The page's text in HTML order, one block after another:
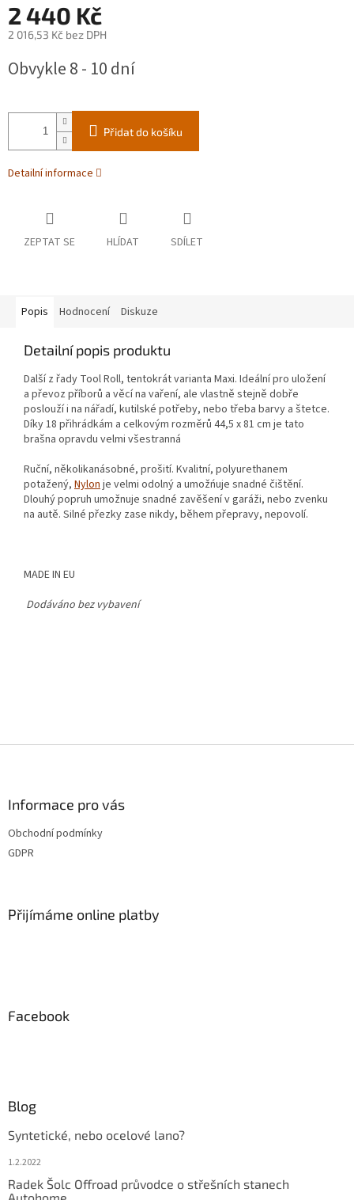
2 440 Kč
2 016,53 Kč bez DPH
cena:
Obvykle 8 - 10 dní
Přidat do košíku
Detailní informace
ZEPTAT SE HLÍDAT SDÍLET
Popis Hodnocení Diskuze
Detailní popis produktu
Další z řady Tool Roll, tentokrát varianta Maxi. Ideální pro uložení
a převoz příborů a věcí na vaření, ale vlastně stejně dobře
poslouží i na nářadí, kutilské potřeby, nebo třeba barvy a štetce.
Díky 18 přihrádkám a celkovým rozměrů 44,5 x 81 cm je tato
brašna opravdu velmi všestranná
Ruční, několikanásobné, prošití. Kvalitní, polyurethanem
potažený, Nylonje velmi odolný a umožńuje snadné čištění.
Dlouhý popruh umožnuje snadné zavěšení v garáži, nebo zvenku
na autě. Silné přezky zase nikdy, během přepravy, nepovolí.
MADE IN EU
Dodáváno bez vybavení
Informace pro vás
Obchodní podmínky
GDPR
Přijímáme online platby
Facebook
Blog
Syntetické, nebo ocelové lano?
1.2.2022
Radek Šolc Offroad průvodce o střešních stanech